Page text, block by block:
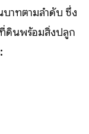
บาทตามลำดับ ซึ่ง
ที่ดินพร้อมสิ่งปลูก